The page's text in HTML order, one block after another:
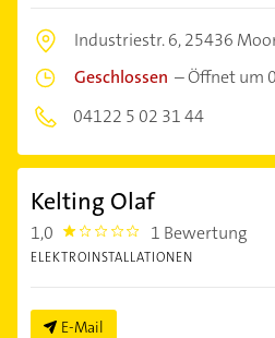
Industriestr. 6,25436
Geschlossen –Öffnet um
04122 5 02 31 44
Kelting Olaf
1,0 1.0 1 Bewertung
ELEKTROINSTALLATIONEN
E-Mail